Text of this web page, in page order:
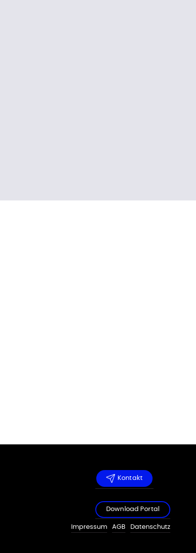
Kontakt
Download Portal
Impressum AGB Datenschutz